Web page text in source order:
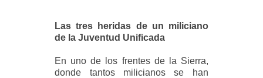
Las tres heridas de un miliciano
de la Juventud Unificada
En uno de los frentes de la Sierra,
donde tantos milicianos se han